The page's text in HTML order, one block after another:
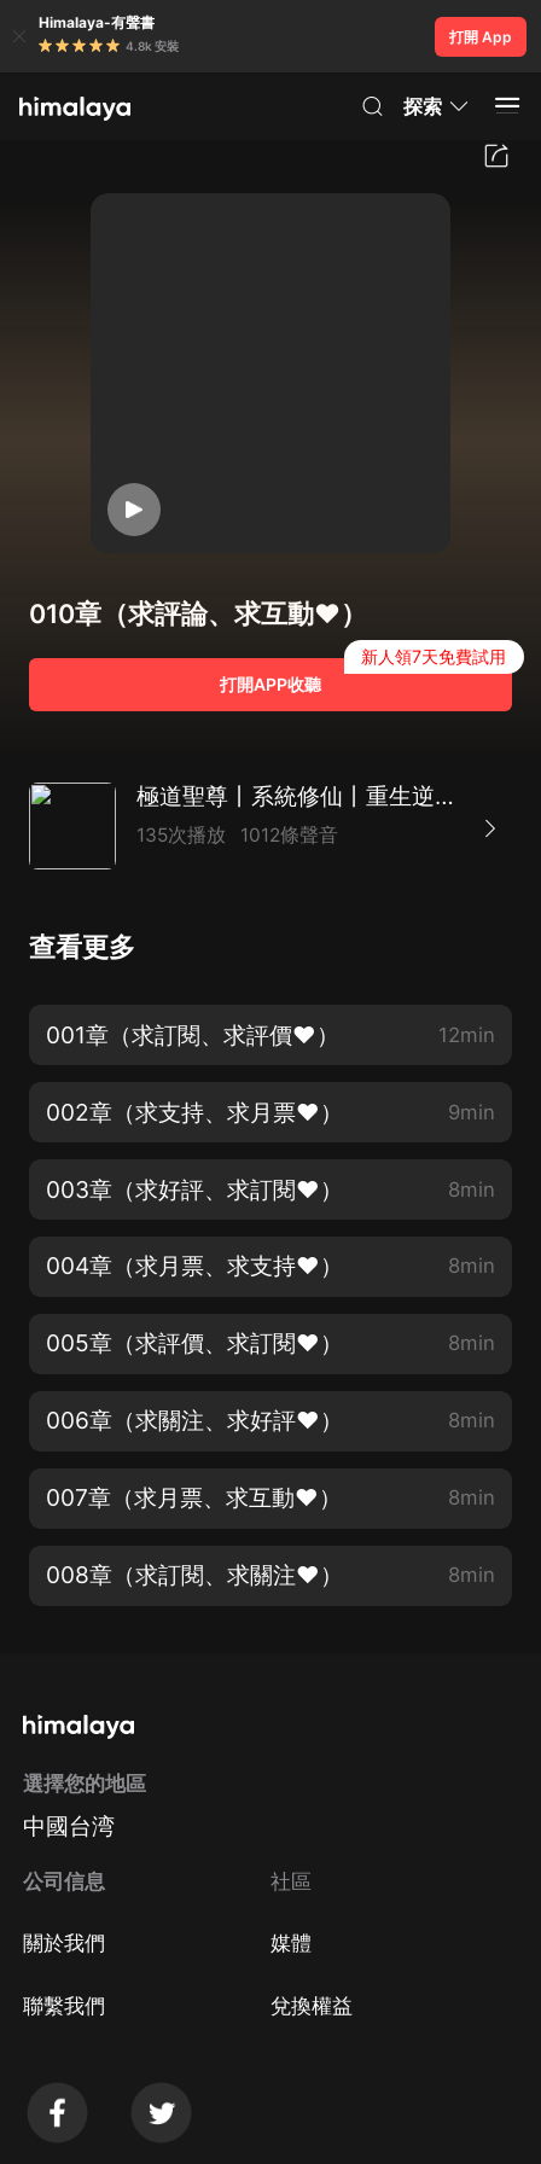
Himalaya-有聲書
4.8k 安裝
打開 App
探索
010章（求評論、求互動♥）
打開APP收聽
新人領7天免費試用
極道聖尊丨系統修仙丨重生逆轉丨熱血仙俠 | AI多播
135次播放 1012條聲音
查看更多
001章（求訂閱、求評價♥） 12min
002章（求支持、求月票♥） 9min
003章（求好評、求訂閱♥） 8min
004章（求月票、求支持♥） 8min
005章（求評價、求訂閱♥） 8min
006章（求關注、求好評♥） 8min
007章（求月票、求互動♥） 8min
008章（求訂閱、求關注♥） 8min
選擇您的地區
中國台湾
公司信息
關於我們
聯繫我們
社區
媒體
兌換權益